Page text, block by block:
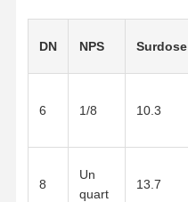
DN NPS Surdose
6 1/8 10.3
8
Un
quart
13.7